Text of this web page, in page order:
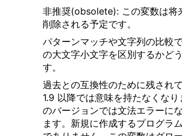
非推奨(obsolete): この変数は将
削除される予定です。
パターンマッチや文字列の比較
の大文字小文字を区別するかど
す。
過去との互換性のために残され
1.9 以降では意味を持たなくな
のバージョンでは文法エラーに
ます。新規に作成するプログラ